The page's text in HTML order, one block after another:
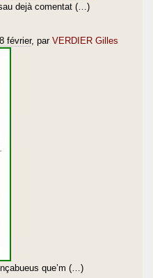
dejà comentat (…)
février, par VERDIER Gilles
que’m (…)